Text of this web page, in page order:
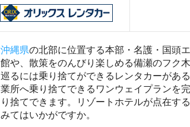
沖縄県の北部に位置する本部・名護・国頭
館や、散策をのんびり楽しめる備瀬のフク
巡るには乗り捨てができるレンタカーがあ
業所へ乗り捨てできるワンウェイプランを
り捨てできます。リゾートホテルが点在す
みてはいかがですか。